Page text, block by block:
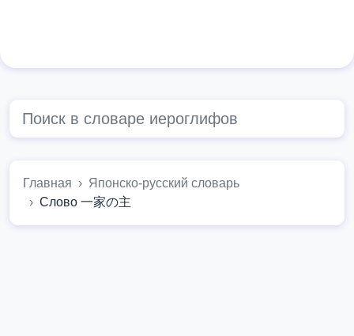
Главная
Японско-русский словарь
Слово 一家の主